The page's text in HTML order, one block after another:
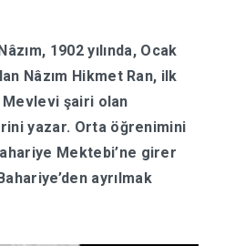
1902 yılında, Ocak
Nâzım Hikmet Ran, ilk
şairi olan
yazar. Orta öğrenimini
Mektebi’ne girer
ayrılmak